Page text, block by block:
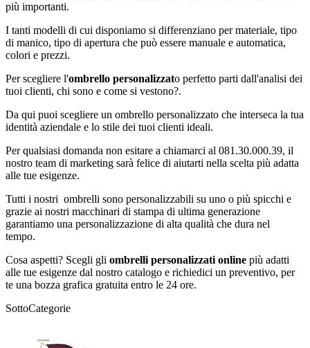
più importanti.
I tanti modelli di cui disponiamo si differenziano per materiale, tipo
di manico, tipo di apertura che può essere manuale e automatica,
colori e prezzi.
Per scegliere l'ombrello personalizzato perfetto parti dall'analisi dei
tuoi clienti, chi sono e come si vestono?.
Da qui puoi scegliere un ombrello personalizzato che interseca la tua
identità aziendale e lo stile dei tuoi clienti ideali.
Per qualsiasi domanda non esitare a chiamarci al 081.30.000.39, il
nostro team di marketing sarà felice di aiutarti nella scelta più adatta
alle tue esigenze.
Tutti i nostri ombrelli sono personalizzabili su uno o più spicchi e
grazie ai nostri macchinari di stampa di ultima generazione
garantiamo una personalizzazione di alta qualità che dura nel
tempo.
Cosa aspetti? Scegli gli ombrelli personalizzati online più adatti
alle tue esigenze dal nostro catalogo e richiedici un preventivo, per
te una bozza grafica gratuita entro le 24 ore.
SottoCategorie